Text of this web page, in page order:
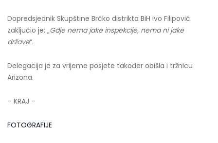
Dopredsjednik Skupštine Brčko distrikta BiH Ivo Filipović
zaključio je: „Gdje nema jake inspekcije, nema ni jake
države“.
Delegacija je za vrijeme posjete također obišla i tržnicu
Arizona.
– KRAJ –
FOTOGRAFIJE